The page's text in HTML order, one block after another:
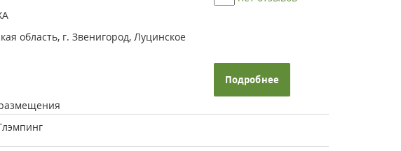
область, г. Звенигород, Луцинское
Подробнее